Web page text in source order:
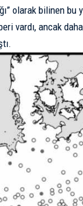
olarak bilinen
vardı, ancak